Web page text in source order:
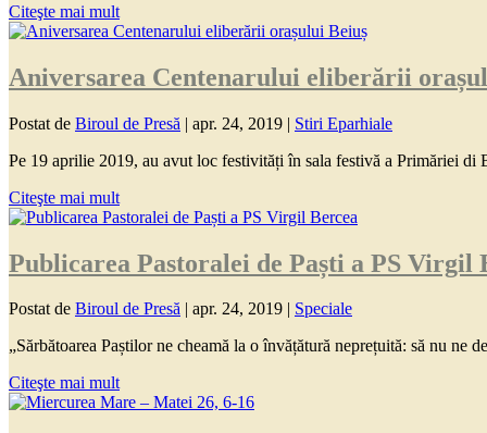
Citeşte mai mult
Aniversarea Centenarului eliberării
Postat de Biroul de Presă | apr. 24, 2019 | Stiri Eparhiale
Pe 19 aprilie 2019, au avut loc festivități în sala festivă a Primăriei di
Citeşte mai mult
Publicarea Pastoralei de Paști a PS Virgil
Postat de Biroul de Presă | apr. 24, 2019 | Speciale
„Sărbătoarea Paștilor ne cheamă la o învățătură neprețuită: să nu ne
Citeşte mai mult